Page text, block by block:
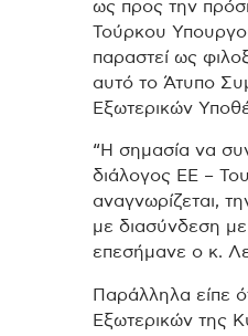
ως προς την
Τούρκου
παραστεί ως
αυτό το Άτυπο
Εξωτερικών
“Η σημασία να
διάλογος ΕΕ –
αναγνωρίζεται,
με διασύνδεση
επεσήμανε ο κ.
Παράλληλα είπε
Εξωτερικών της